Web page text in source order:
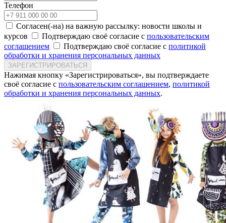
Телефон
Согласен(-на) на важную рассылку: новости школы и
курсов
Подтверждаю своё согласие с пользовательским
соглашением
Подтверждаю своё согласие с политикой
обработки и хранения персональных данных
ЗАРЕГИСТРИРОВАТЬСЯ
Нажимая кнопку «Зарегистрироваться», вы подтверждаете
своё согласие с пользовательским соглашением, политикой
обработки и хранения персональных данных.